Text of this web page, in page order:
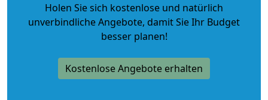
Holen Sie sich kostenlose und natürlich
unverbindliche Angebote, damit Sie Ihr Budget
besser planen!
Kostenlose Angebote erhalten